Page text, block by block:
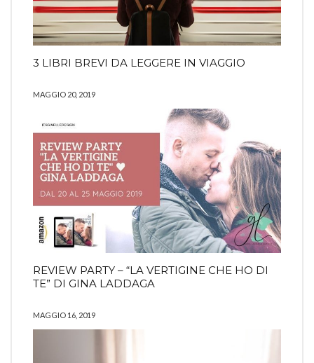
3 LIBRI BREVI DA LEGGERE IN VIAGGIO
MAGGIO 20, 2019
REVIEW PARTY – “LA VERTIGINE CHE HO DI
TE” DI GINA LADDAGA
MAGGIO 16, 2019